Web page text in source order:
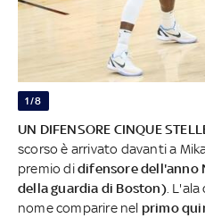
1/8
UN DIFENSORE CINQUE
scorso è arrivato davanti a
premio didifensore dell'anno
della guardia di Boston). L'ala
nome comparire nel primo